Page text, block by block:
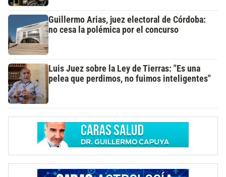
Guillermo Arias, juez electoral de Córdoba:
no cesa la polémica por el concurso
Luis Juez sobre la Ley de Tierras: "Es una
pelea que perdimos, no fuimos inteligentes"